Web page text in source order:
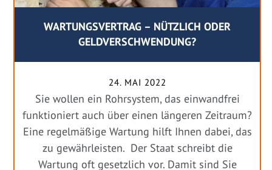
WARTUNGSVERTRAG – NÜTZLICH ODER
GELDVERSCHWENDUNG?
24. MAI 2022
Sie wollen ein Rohrsystem, das einwandfrei
funktioniert auch über einen längeren Zeitraum?
Eine regelmäßige Wartung hilft Ihnen dabei, das
zu gewährleisten. Der Staat schreibt die
Wartung oft gesetzlich vor. Damit sind Sie